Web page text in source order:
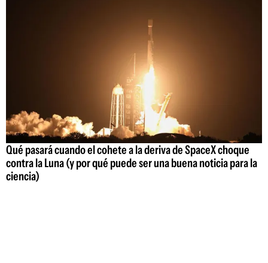
Qué pasará cuando el cohete a la deriva de SpaceX choque
contra la Luna (y por qué puede ser una buena noticia para la
ciencia)